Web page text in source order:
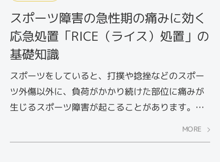
スポーツ障害の急性期の痛みに効く
応急処置「RICE（ライス）処置」の
基礎知識
スポーツをしていると、打撲や捻挫などのスポー
ツ外傷以外に、負荷がかかり続けた部位に痛みが
生じるスポーツ障害が起こることがあります。オ
ーバーユース症候群とも呼ばれますが、早期の段
階で適切な応急処置をしておくと、ダメージを最
MORE